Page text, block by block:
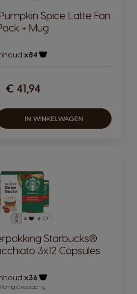
Spice Latte Fan
+ Mug
x84
€ 41,94
IN WINKELWAGEN
Starbucks®
3x12 Capsules
x36
Pictogram capsule
Romig & nootachtig